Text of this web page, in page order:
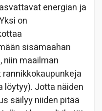
energian ja
on
sisämaahan
niin maailman
löytyy). Jotta näiden
säilyy niiden pitää